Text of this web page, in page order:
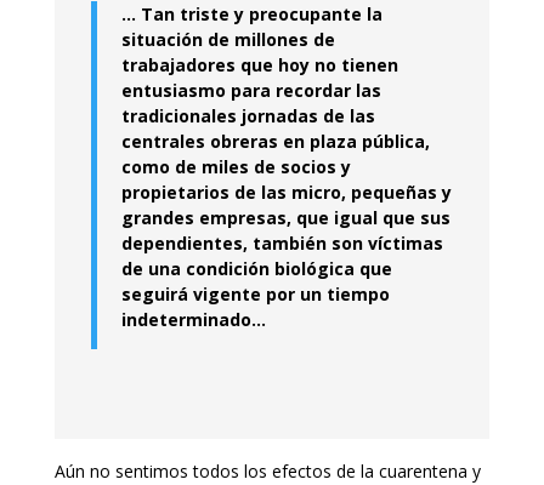
… Tan triste y preocupante la
situación de millones de
trabajadores que hoy no tienen
entusiasmo para recordar las
tradicionales jornadas de las
centrales obreras en plaza pública,
como de miles de socios y
propietarios de las micro, pequeñas y
grandes empresas, que igual que sus
dependientes, también son víctimas
de una condición biológica que
seguirá vigente por un tiempo
indeterminado…
Aún no sentimos todos los efectos de la cuarentena y